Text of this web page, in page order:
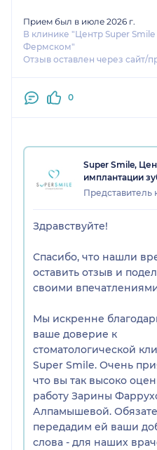
Прием был в июле 2026 г.
В клинике "Центр Super Smile
Фермском"
Отзыв оставлен через сайт/
0
Super Smile,
имплантации
Представитель
Здравствуйте!
Спасибо, что нашли
оставить отзыв и
своими
Мы искренне
ваше доверие к
стоматологической
Super Smile. Очень
что вы так высоко
работу Зарины
Алпамышевой.
передадим ей ваши
слова - для наших